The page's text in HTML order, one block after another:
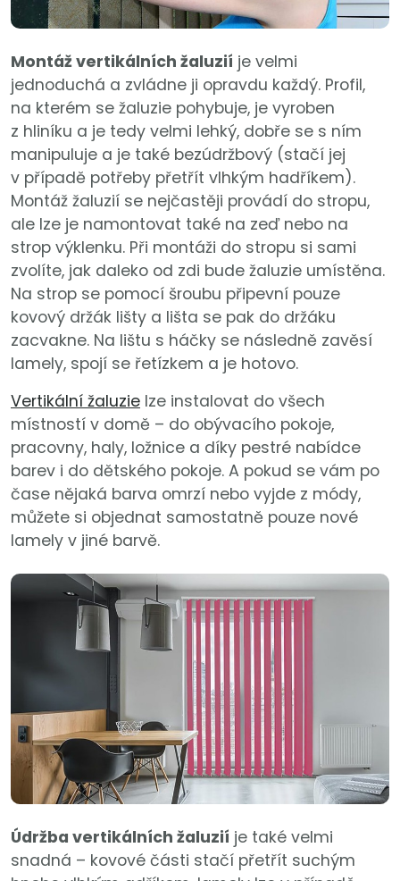
Montáž vertikálních žaluzií je velmi
jednoduchá a zvládne ji opravdu každý. Profil,
na kterém se žaluzie pohybuje, je vyroben
z hliníku a je tedy velmi lehký, dobře se s ním
manipuluje a je také bezúdržbový (stačí jej
v případě potřeby přetřít vlhkým hadříkem).
Montáž žaluzií se nejčastěji provádí do stropu,
ale lze je namontovat také na zeď nebo na
strop výklenku. Při montáži do stropu si sami
zvolíte, jak daleko od zdi bude žaluzie umístěna.
Na strop se pomocí šroubu připevní pouze
kovový držák lišty a lišta se pak do držáku
zacvakne. Na lištu s háčky se následně zavěsí
lamely, spojí se řetízkem a je hotovo.
Vertikální žaluzie lze instalovat do všech
místností v domě – do obývacího pokoje,
pracovny, haly, ložnice a díky pestré nabídce
barev i do dětského pokoje. A pokud se vám po
čase nějaká barva omrzí nebo vyjde z módy,
můžete si objednat samostatně pouze nové
lamely v jiné barvě.
Údržba vertikálních žaluzií je také velmi
snadná – kovové části stačí přetřít suchým